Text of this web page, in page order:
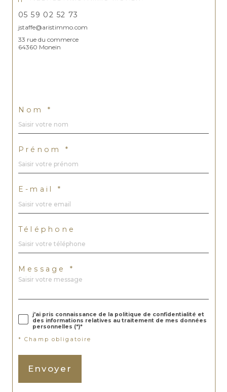
05 59 02 52 73
jstaffe@aristimmo.com
33 rue du commerce
64360 Monein
Nom *
Prénom *
E-mail *
Téléphone
Message *
j'ai pris connaissance de la politique de confidentialité et
des informations relatives au traitement de mes données
personnelles (*)*
* Champ obligatoire
Envoyer